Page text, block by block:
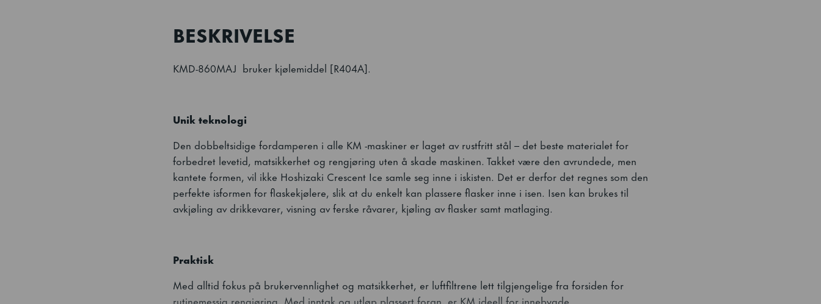
BESKRIVELSE
KMD-860MAJ bruker kjølemiddel [R404A].
Unik teknologi
Den dobbeltsidige fordamperen i alle KM -maskiner er laget av rustfritt stål – det beste materialet for
forbedret levetid, matsikkerhet og rengjøring uten å skade maskinen. Takket være den avrundede, men
kantete formen, vil ikke Hoshizaki Crescent Ice samle seg inne i iskisten. Det er derfor det regnes som den
perfekte isformen for flaskekjølere, slik at du enkelt kan plassere flasker inne i isen. Isen kan brukes til
avkjøling av drikkevarer, visning av ferske råvarer, kjøling av flasker samt matlaging.
Praktisk
Med alltid fokus på brukervennlighet og matsikkerhet, er luftfiltrene lett tilgjengelige fra forsiden for
rutinemessig rengjøring. Med inntak og utløp plassert foran, er KM ideell for innebygde